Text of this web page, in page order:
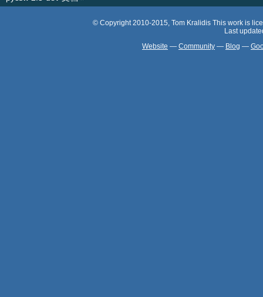
© Copyright 2010-2015, Tom Kralidis This work is
Last
Website — Community — Blog —